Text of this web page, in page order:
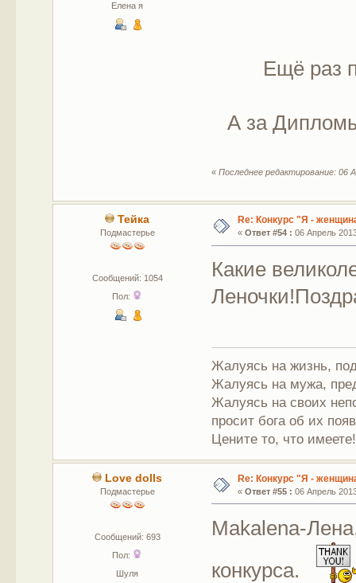
Елена я
Ещё раз
А за
«Последнее редактирование: 06
Тейка
Подмастерье
Сообщений: 1054
Пол:
Re: Конкурс "Я -
« Ответ #54 : 06 Апрель
Какие
Жалуясь на жизнь,
Жалуясь на мужа,
Жалуясь на своих
просит бога об их
Цените то, что имеете!
Love dolls
Подмастерье
Сообщений: 693
Пол:
Шуля
Re: Конкурс "Я -
« Ответ #55 : 06 Апрель
Makalena-
конкурса.